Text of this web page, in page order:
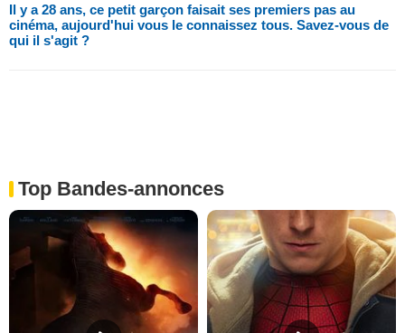
Il y a 28 ans, ce petit garçon faisait ses premiers pas au
cinéma, aujourd'hui vous le connaissez tous. Savez-vous de
qui il s'agit ?
Top Bandes-annonces